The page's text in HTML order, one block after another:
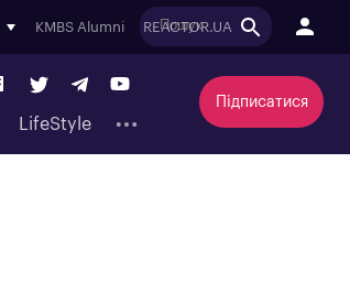
KMBS Alumni REACTOR.UA
LifeStyle
Підписатися